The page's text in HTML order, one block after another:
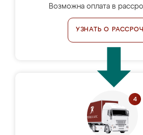
Возможна оплата в
УЗНАТЬ О